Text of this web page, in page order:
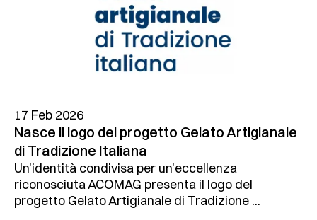
17 Feb 2026
Nasce il logo del progetto Gelato Artigianale
di Tradizione Italiana
Un’identità condivisa per un’eccellenza
riconosciuta ACOMAG presenta il logo del
progetto Gelato Artigianale di Tradizione ...